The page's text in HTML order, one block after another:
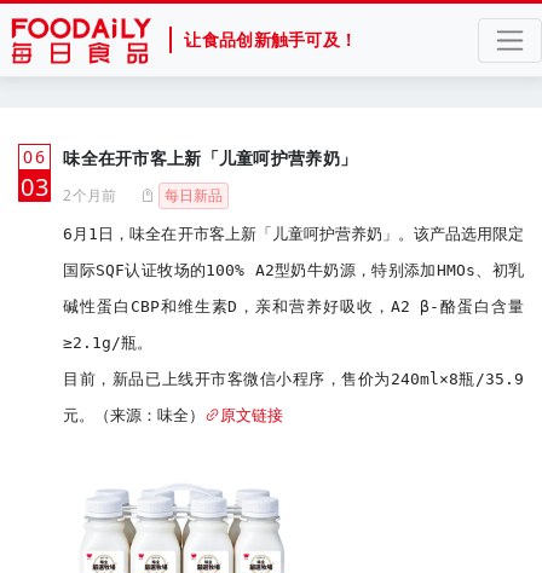
让食品创新触手可及！
06
月
03
味全在开市客上新「儿童呵护营养奶」
2个月前 每日新品
6月1日，味全在开市客上新「儿童呵护营养奶」。该产品选用限定
国际SQF认证牧场的100% A2型奶牛奶源，特别添加HMOs、初乳
碱性蛋白CBP和维生素D，亲和营养好吸收，A2 β-酪蛋白含量
≥2.1g/瓶。
目前，新品已上线开市客微信小程序，售价为240ml×8瓶/35.9
元。（来源：味全）
原文链接